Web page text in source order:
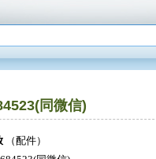
同微信)
（配件）